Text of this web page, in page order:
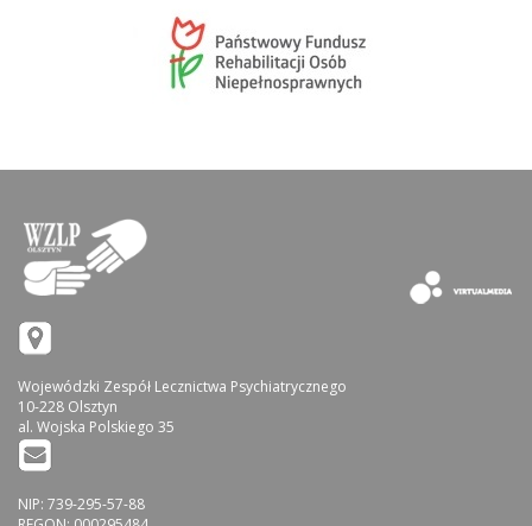
Wojewódzki Zespół Lecznictwa Psychiatrycznego
10-228 Olsztyn
al. Wojska Polskiego 35
NIP: 739-295-57-88